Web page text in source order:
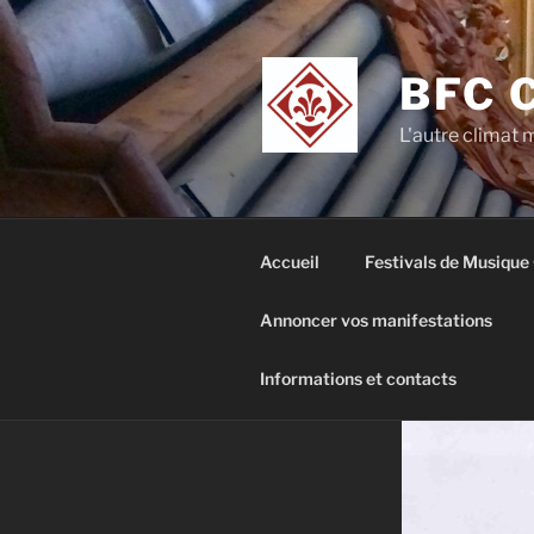
Aller
au
contenu
principal
BFC
L'autre climat
Accueil Festivals de
Annoncer vos manifestations
Informations et contacts